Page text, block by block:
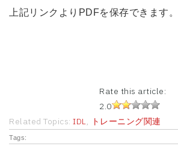
上記リンクよりPDFを保存できます。
Rate this article:
2.0
Related Topics: IDL, トレーニング関連
Tags: